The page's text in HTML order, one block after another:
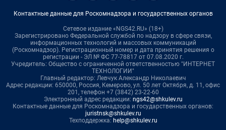
Контактные данные для Роскомнадзора и государственных органов
Сетевое издание «NGS42.RU» (18+)
Зарегистрировано Федеральной службой по надзору в сфере связи,
информационных технологий и массовых коммуникаций
(Роскомнадзор). Регистрационный номер и дата принятия решения о
регистрации - ЭЛ № ФС 77-78817 от 07.08.2020 г.
Учредитель: Общество с ограниченной ответственностью "ИНТЕРНЕТ
ТЕХНОЛОГИИ"
Главный редактор: Левчук Александр Николаевич
Адрес редакции: 650000, Россия, Кемерово, ул. 50 лет Октября, д. 11, офис
201, телефон +7 (3842) 23-22-60
Электронный адрес редакции: ngs42@shkulev.ru
Контактные данные для Роскомнадзора и государственных органов:
juristnsk@shkulev.ru
Техподдержка: help@shkulev.ru